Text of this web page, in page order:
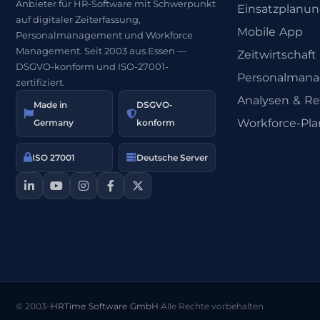
Anbieter für HR-Software mit Schwerpunkt
auf digitaler Zeiterfassung,
Personalmanagement und Workforce
Management. Seit 2003 aus Essen —
DSGVO-konform und ISO-27001-
zertifiziert.
Made in
Germany
DSGVO-
konform
ISO 27001 Deutsche Server
Mobile App
Zeitwirtschaft
Analysen &
Workforce-
© 2003–HRTime Software GmbH·Alle Rechte vorbehalten